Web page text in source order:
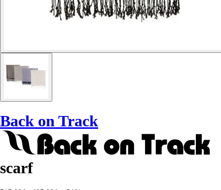
Back on Track
scarf